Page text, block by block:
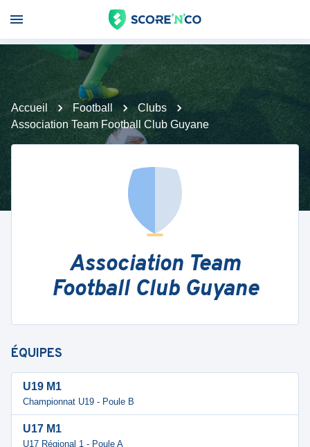
Accueil Football
Clubs
Association Team Football Club Guyane
Association Team
Football Club Guyane
ÉQUIPES
U19 M1
Championnat U19 - Poule B
U17 M1
U17 Régional 1 - Poule A